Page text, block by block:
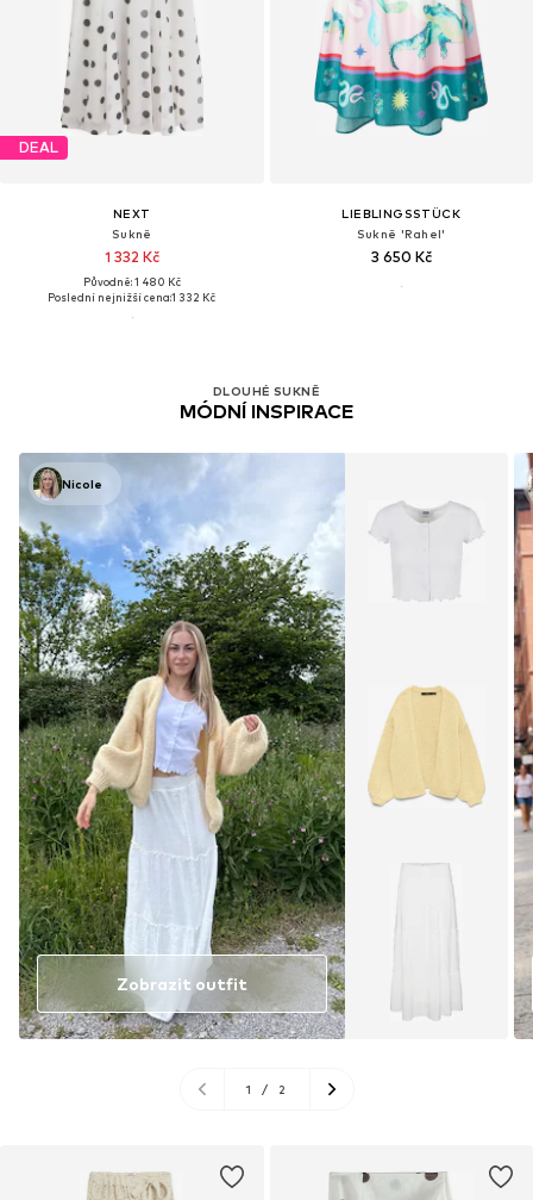
DEAL
NEXT
Sukně
1 332 Kč
Původně: 1 480 Kč
Poslední nejnižší cena:1 332 Kč
LIEBLINGSSTÜCK
Sukně 'Rahel'
3 650 Kč
DLOUHÉ SUKNĚ
MÓDNÍ INSPIRACE
Nicole
Zobrazit outfit
1 / 2